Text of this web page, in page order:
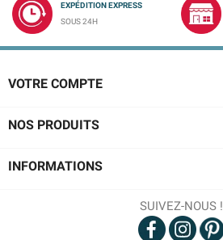
EXPÉDITION EXPRESS
SOUS 24H
VOTRE COMPTE
NOS PRODUITS
INFORMATIONS
SUIVEZ-NOUS !